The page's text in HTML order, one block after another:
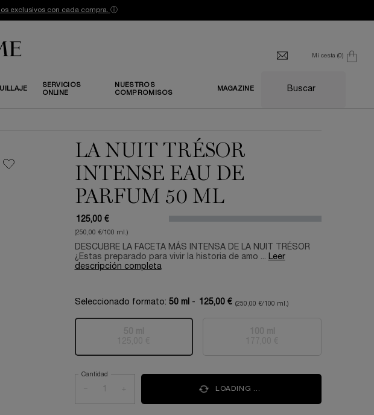
exclusivos con cada compra. ⓘ
Mi cesta 0
0 producto
SERVICIOS
ONLINE
NUESTROS
COMPROMISOS
MAGAZINE Buscar
LA NUIT TRÉSOR
INTENSE EAU DE
PARFUM 50 ML
125,00 €
(250,00 €/100 ml.)
DESCUBRE LA FACETA MÁS INTENSA DE LA NUIT TRÉSOR
¿Estas preparado para vivir la historia de amo ... Leer
descripción completa
Seleccionado formato: 50 ml - 125,00 € (250,00 €/100 ml.)
Cantidad
+ LOADING ...